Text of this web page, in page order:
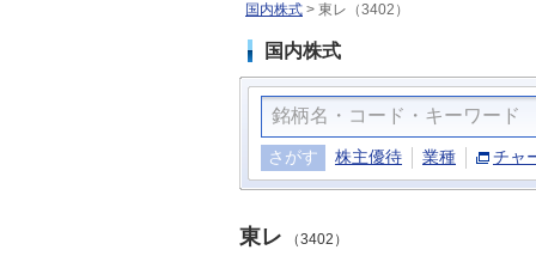
国内株式 > 東レ（3402）
国内株式
さがす 株主優待 業種 チャ
東レ （3402）